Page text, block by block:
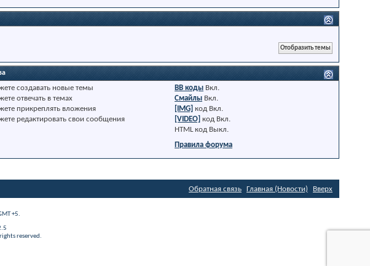
создавать новые темы
отвечать в темах
прикреплять вложения
редактировать свои сообщения
BB коды Вкл.
Смайлы Вкл.
[IMG] код Вкл.
[VIDEO] код Вкл.
HTML код Выкл.
Правила форума
Обратная связь Главная (Новости) Вверх
+5.
reserved.